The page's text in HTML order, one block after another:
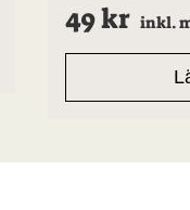
49kr inkl.